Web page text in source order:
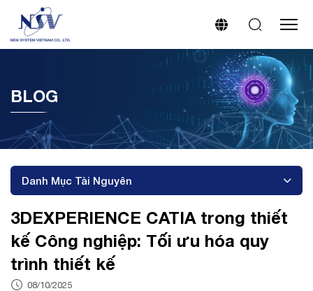
BLOG
Danh Mục Tài Nguyên
3DEXPERIENCE CATIA trong thiết
kế Công nghiệp: Tối ưu hóa quy
trình thiết kế
08/10/2025